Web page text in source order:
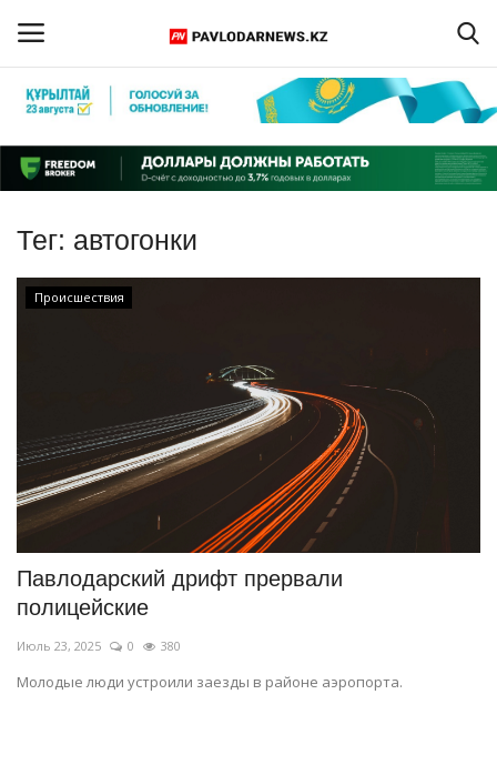
Регистрация
Главная
Обратная связь
ПАВЛОДАРСКАЯ ОБЛАСТЬ
СПЕЦПРОЕКТЫ
СПОРТ
Чек-лист
РАЗВЛЕЧЕНИЯ
Тег: автогонки
Происшествия
Павлодарский дрифт прервали
полицейские
Июль 23, 2025 0 380
Молодые люди устроили заезды в районе аэропорта.